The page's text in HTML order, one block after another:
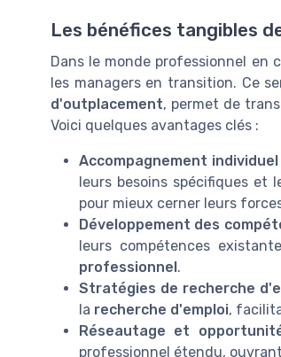
Les bénéfices tangibles
Dans le monde professionnel
les managers en transition. Ce
d'outplacement, permet de
Voici quelques avantages clés :
Accompagnement individuel
leurs besoins spécifiques et
pour mieux cerner leurs
Développement des
leurs compétences
professionnel.
Stratégies de recherche
la recherche d'emploi,
Réseautage et
professionnel étendu,